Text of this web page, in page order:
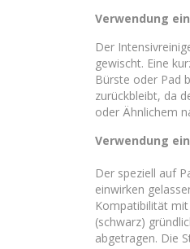
Verwendung
Der
gewischt. Eine
Bürste oder Pad
zurückbleibt, da
oder Ähnlichem
Verwendung
Der speziell auf
einwirken
Kompatibilität
(schwarz)
abgetragen. Die